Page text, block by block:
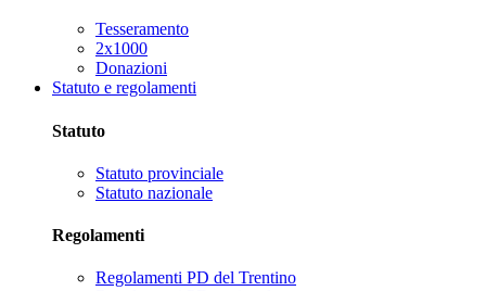
Tesseramento
2x1000
Donazioni
Statuto e regolamenti
Statuto
Statuto provinciale
Statuto nazionale
Regolamenti
Regolamenti PD del Trentino